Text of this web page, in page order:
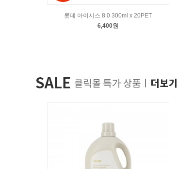
롯데 아이시스 8.0 300ml x 20PET
6,400원